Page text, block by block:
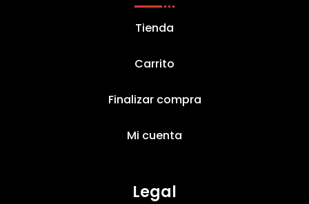
Tienda
Carrito
Finalizar compra
Mi cuenta
Legal